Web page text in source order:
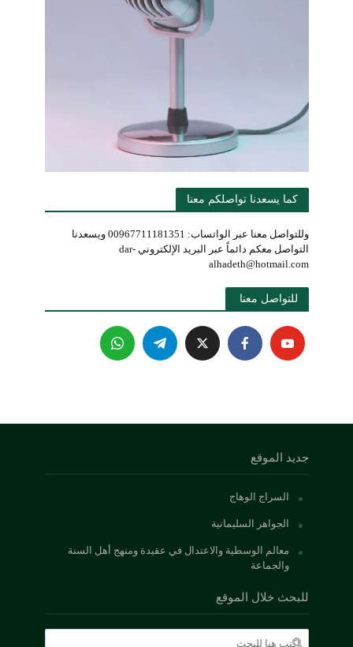
كما يسعدنا تواصلكم معنا
وللتواصل معنا عبر الواتساب: 00967711181351 ويسعدنا
التواصل معكم دائماً عبر البريد الإلكتروني dar-
alhadeth@hotmail.com
للتواصل معنا
جديد الموقع
السراج الوهاج
الجواهر السليمانية
معالم الوسطية والاعتدال في عقيدة ومنهج أهل السنة
والجماعة
للبحث خلال الموقع